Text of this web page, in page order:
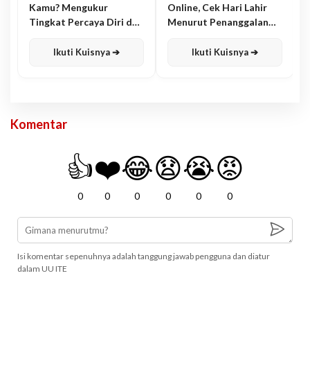
Kamu? Mengukur
Tingkat Percaya Diri dan
Ikuti Kuisnya ➔
Online, Cek Hari Lahir
Menurut Penanggalan
Ikuti Kuisnya ➔
Komentar
👍
0
❤️
0
😂
0
😧
0
😭
0
😡
0
Isi komentar sepenuhnya adalah tanggung jawab pengguna dan diatur
dalam UU ITE